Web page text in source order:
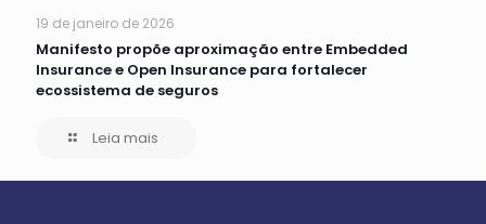
19 de janeiro de 2026
Manifesto propõe aproximação entre Embedded
Insurance e Open Insurance para fortalecer
ecossistema de seguros
Leia mais